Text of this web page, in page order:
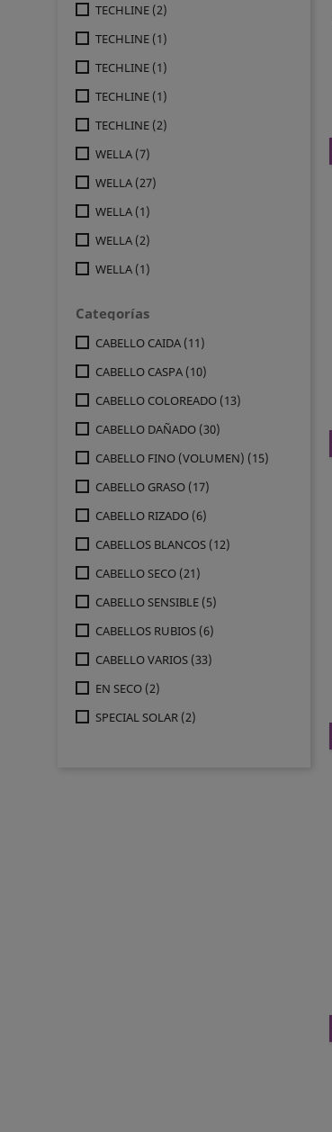
TECHLINE (2)
TECHLINE (1)
TECHLINE (1)
TECHLINE (1)
TECHLINE (2)
WELLA (7)
WELLA (27)
WELLA (1)
WELLA (2)
WELLA (1)
Categorías
CABELLO CAIDA (11)
CABELLO CASPA (10)
CABELLO COLOREADO (13)
CABELLO DAÑADO (30)
CABELLO FINO (VOLUMEN) (15)
CABELLO GRASO (17)
CABELLO RIZADO (6)
CABELLOS BLANCOS (12)
CABELLO SECO (21)
CABELLO SENSIBLE (5)
CABELLOS RUBIOS (6)
CABELLO VARIOS (33)
EN SECO (2)
SPECIAL SOLAR (2)